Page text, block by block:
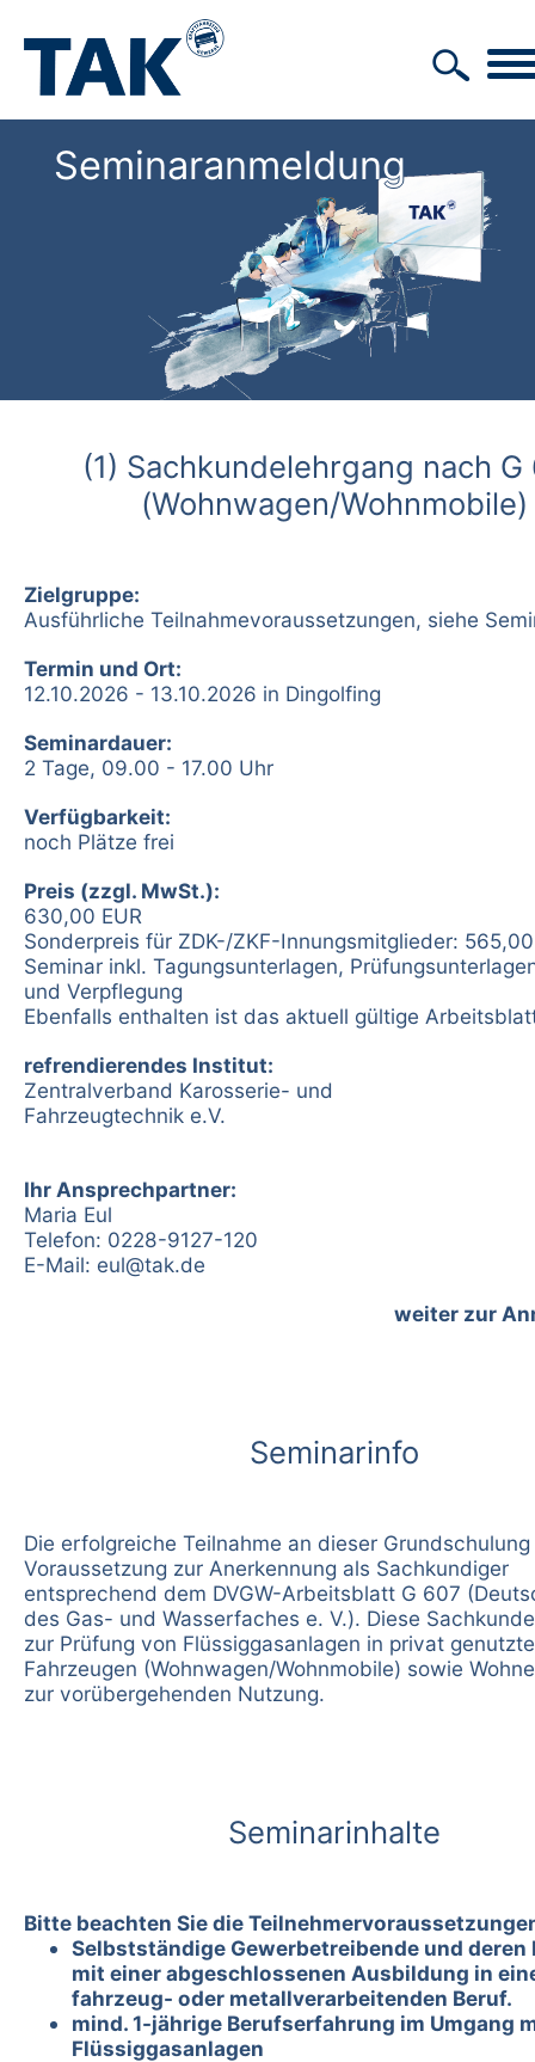
Seminaranmeldung
(1) Sachkundelehrgang nach G
(Wohnwagen/Wohnmobile)
Zielgruppe:
Ausführliche Teilnahmevoraussetzungen, siehe
Termin und Ort:
12.10.2026 - 13.10.2026 in Dingolfing
Seminardauer:
2 Tage, 09.00 - 17.00 Uhr
Verfügbarkeit:
noch Plätze frei
Preis (zzgl. MwSt.):
630,00 EUR
Sonderpreis für ZDK-/ZKF-Innungsmitglieder:
Seminar inkl. Tagungsunterlagen,
und Verpflegung
Ebenfalls enthalten ist das aktuell gültige
refrendierendes Institut:
Zentralverband Karosserie- und
Fahrzeugtechnik e.V.
Ihr Ansprechpartner:
Maria Eul
Telefon: 0228-9127-120
E-Mail: eul@tak.de
weiter zur
Seminarinfo
Die erfolgreiche Teilnahme an dieser
Voraussetzung zur Anerkennung als Sachkundiger
entsprechend dem DVGW-Arbeitsblatt G 607
des Gas- und Wasserfaches e. V.). Diese
zur Prüfung von Flüssiggasanlagen in privat
Fahrzeugen (Wohnwagen/Wohnmobile) sowie
zur vorübergehenden Nutzung.
Seminarinhalte
Bitte beachten Sie die
Selbstständige Gewerbetreibende und
mit einer abgeschlossenen Ausbildung in
fahrzeug- oder metallverarbeitenden Beruf.
mind. 1-jährige Berufserfahrung im Umgang
Flüssiggasanlagen